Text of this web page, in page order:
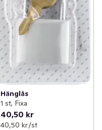
Hänglås
1 st, Fixa
40,50 kr
40,50 kr /st